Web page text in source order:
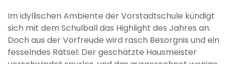
Im idyllischen Ambiente der Vorstadtschule kündigt
sich mit dem Schulball das Highlight des Jahres an.
Doch aus der Vorfreude wird rasch Besorgnis und ein
fesselndes Rätsel: Der geschätzte Hausmeister